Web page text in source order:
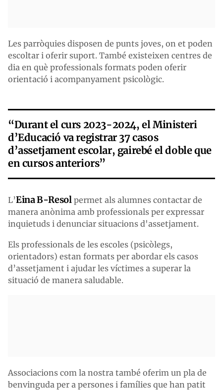
Les parròquies disposen de punts joves, on et poden
escoltar i oferir suport. També existeixen centres de
dia en què professionals formats poden oferir
orientació i acompanyament psicològic.
“Durant el curs 2023-2024, el Ministeri
d’Educació va registrar 37 casos
d’assetjament escolar, gairebé el doble que
en cursos anteriors”
L’Eina B-Resolpermet als alumnes contactar de
manera anònima amb professionals per expressar
inquietuds i denunciar situacions d'assetjament.
Els professionals de les escoles (psicòlegs,
orientadors) estan formats per abordar els casos
d’assetjament i ajudar les víctimes a superar la
situació de manera saludable.
Associacions com la nostra també oferim un pla de
benvinguda per a persones i famílies que han patit